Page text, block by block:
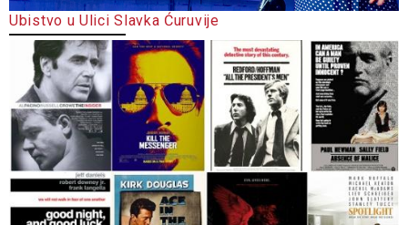
Ubistvo u Ulici Slavka Ćuruvije